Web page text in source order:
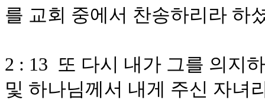
를 교회 중에서 찬송하리라 하
2 : 13 또 다시 내가 그를 의지
및 하나님께서 내게 주신 자녀